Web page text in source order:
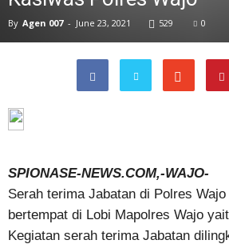
By Agen 007 - June 23, 2021 529 0
SPIONASE-NEWS.COM,-WAJO-
Serah terima Jabatan di Polres
bertempat di Lobi Mapolres Wajo
Kegiatan serah terima Jabatan